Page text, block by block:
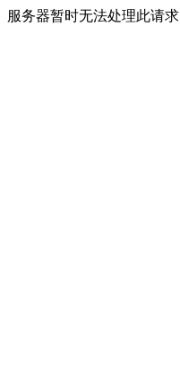
服务器暂时无法处理此请求